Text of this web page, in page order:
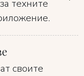
техните
своите